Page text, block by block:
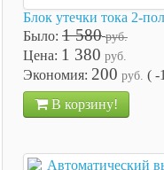
Блок утечки тока 2-
Было: 1 580 руб.
Цена: 1 380 руб.
Экономия: 200 руб. ( -
В корзину!